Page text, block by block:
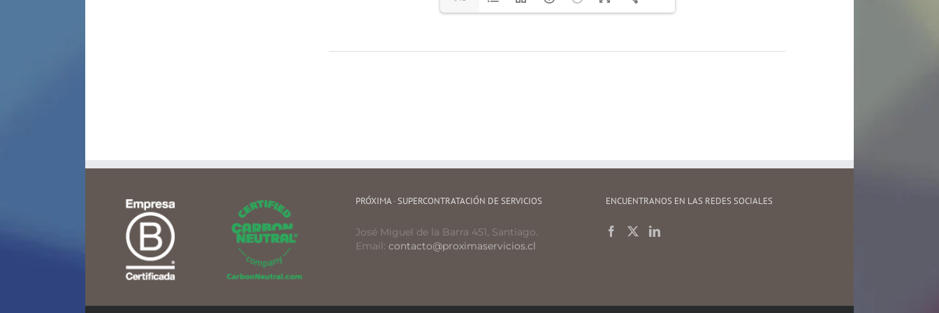
PRÓXIMA · SUPERCONTRATACIÓN DE SERVICIOS
José Miguel de la Barra 451, Santiago.
Email:contacto@proximaservicios.cl
ENCUENTRANOS EN LAS REDES SOCIALES